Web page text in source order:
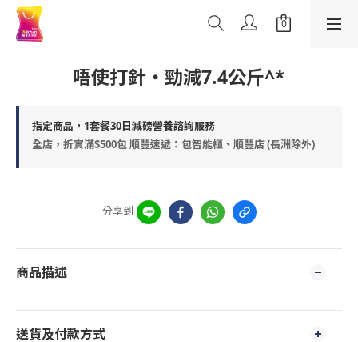
唔使打針・勁減7.4公斤^*
指定商品，1套餐30日減磅營養諮詢服務
全店，折實滿$500包 順豐速遞：包智能櫃、順豐店 (長洲除外)
分享到
商品描述
送貨及付款方式